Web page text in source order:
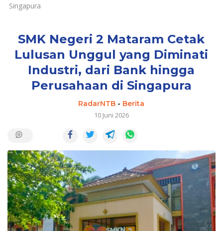
Singapura
SMK Negeri 2 Mataram Cetak
Lulusan Unggul yang Diminati
Industri, dari Bank hingga
Perusahaan di Singapura
RadarNTB - Berita
10 Juni 2026